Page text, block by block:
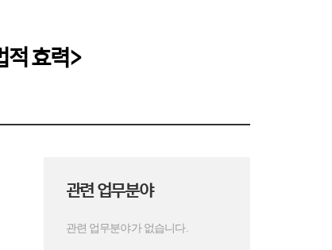
효력>
관련 업무분야
관련 업무분야가 없습니다.